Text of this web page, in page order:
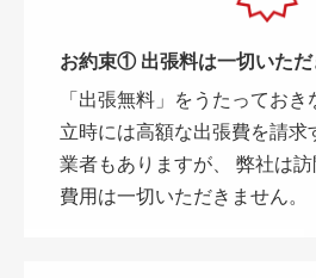
お約束① 出張料は一切いただ
「出張無料」をうたってお
立時には高額な出張費を請求
業者もありますが、 弊社は
費用は一切いただきません。